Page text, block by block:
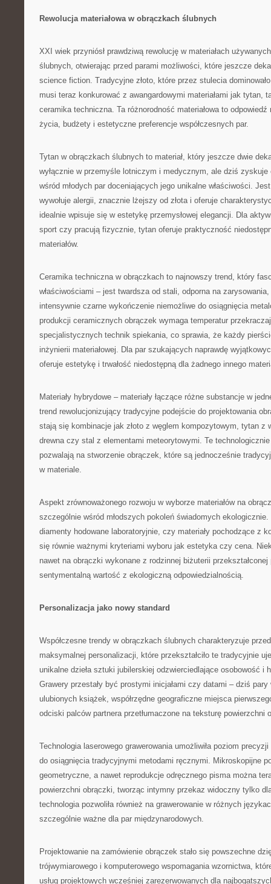
Rewolucja materiałowa w obrączkach ślubnych
XXI wiek przyniósł prawdziwą rewolucję w materiałach
ślubnych, otwierając przed parami możliwości, które jeszcze
science fiction. Tradycyjne złoto, które przez stulecia
musi teraz konkurować z awangardowymi materiałami jak tytan,
ceramika techniczna. Ta różnorodność materiałowa to
życia, budżety i estetyczne preferencje współczesnych par.
Tytan w obrączkach ślubnych to materiał, który jeszcze dwie
wyłącznie w przemyśle lotniczym i medycznym, ale dziś
wśród młodych par doceniających jego unikalne właściwości.
wywołuje alergii, znacznie lżejszy od złota i oferuje
idealnie wpisuje się w estetykę przemysłowej elegancji. Dla
sport czy pracują fizycznie, tytan oferuje praktyczność
materiałów.
Ceramika techniczna w obrączkach to najnowszy trend, który
właściwościami – jest twardsza od stali, odporna na
intensywnie czarne wykończenie niemożliwe do osiągnięcia
produkcji ceramicznych obrączek wymaga temperatur
specjalistycznych technik spiekania, co sprawia, że każdy
inżynierii materiałowej. Dla par szukających naprawdę
oferuje estetykę i trwałość niedostępną dla żadnego innego
Materiały hybrydowe – materiały łączące różne substancje w
trend rewolucjonizujący tradycyjne podejście do projektowania
stają się kombinacje jak złoto z węglem kompozytowym, tytan z
drewna czy stal z elementami meteorytowymi. Te
pozwalają na stworzenie obrączek, które są jednocześnie
w materiale.
Aspekt zrównoważonego rozwoju w wyborze materiałów na
szczególnie wśród młodszych pokoleń świadomych
diamenty hodowane laboratoryjnie, czy materiały pochodzące z
się równie ważnymi kryteriami wyboru jak estetyka czy cena.
nawet na obrączki wykonane z rodzinnej biżuterii
sentymentalną wartość z ekologiczną odpowiedzialnością.
Personalizacja jako nowy standard
Współczesne trendy w obrączkach ślubnych charakteryzuje
maksymalnej personalizacji, które przekształciło te tradycyjnie
unikalne dzieła sztuki jubilerskiej odzwierciedlające osobowość i
Grawery przestały być prostymi inicjałami czy datami – dziś
ulubionych książek, współrzędne geograficzne miejsca
odciski palców partnera przetłumaczone na teksturę powierzchni
Technologia laserowego grawerowania umożliwiła poziom
do osiągnięcia tradycyjnymi metodami ręcznymi. Mikroskopijne
geometryczne, a nawet reprodukcje odręcznego pisma można
powierzchni obrączki, tworząc intymny przekaz widoczny tylko
technologia pozwoliła również na grawerowanie w różnych
szczególnie ważne dla par międzynarodowych.
Projektowanie na zamówienie obrączek stało się powszechne
trójwymiarowego i komputerowego wspomagania wzornictwa,
usług projektowych wcześniej zarezerwowanych dla